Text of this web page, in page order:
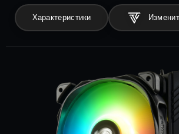
Характеристики